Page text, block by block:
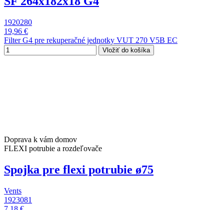
1920280
19,96 €
Filter G4 pre rekuperačné jednotky VUT 270 V5B EC
Vložiť do košíka
Doprava k vám domov
FLEXI potrubie a rozdeľovače
Spojka pre flexi potrubie ø75
Vents
1923081